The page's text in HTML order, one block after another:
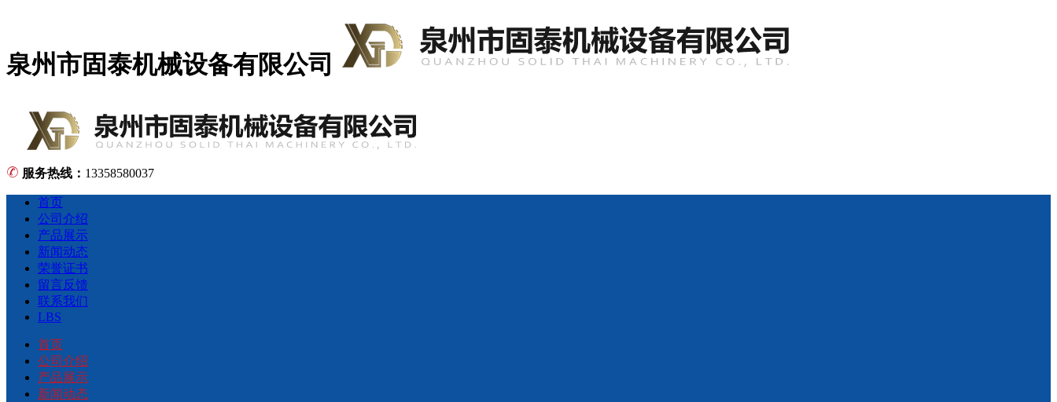
泉州市固泰机械设备有限公司
服务热线： 13358580037
首页
公司介绍
产品展示
新闻动态
荣誉证书
留言反馈
联系我们
LBS
首页
公司介绍
产品展示
新闻动态